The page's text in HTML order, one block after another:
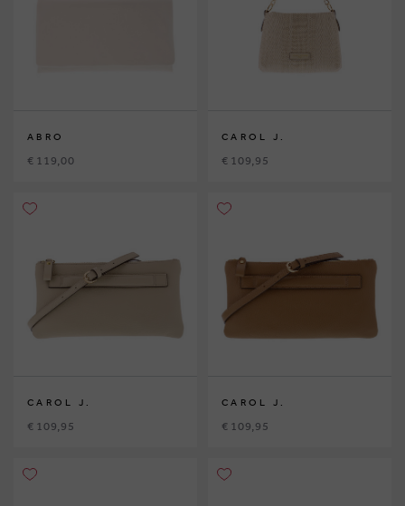
ABRO
€ 119,00
CAROL J.
€ 109,95
CAROL J.
€ 109,95
CAROL J.
€ 109,95